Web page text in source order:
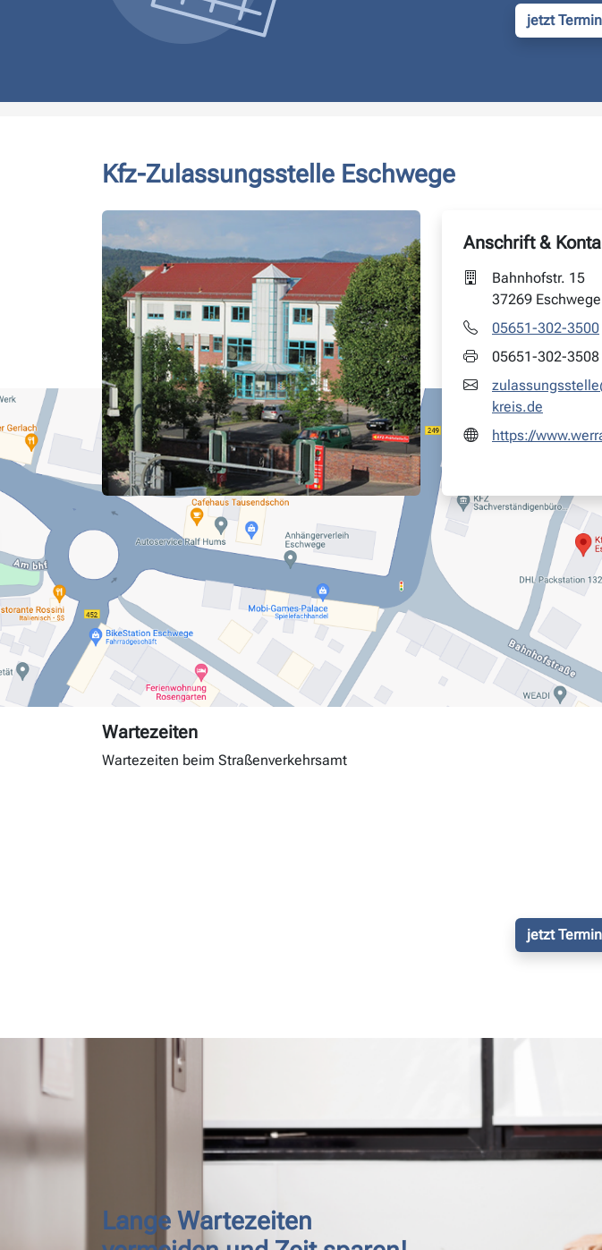
jetzt
Kfz-Zulassungsstelle Eschwege
Anschrift &
Bahnhofstr. 15
37269 Eschwege
05651-302-3500
05651-302-3508
kreis.de
https://
Wartezeiten
Wartezeiten beim Straßenverkehrsamt
jetzt
Lange Wartezeiten